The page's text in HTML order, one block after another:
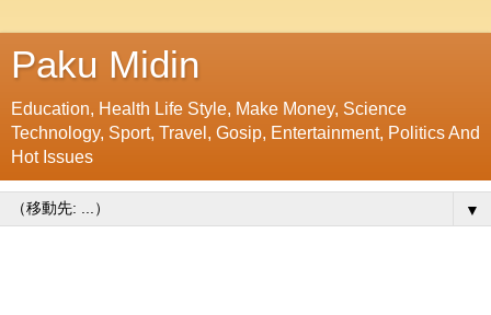
Paku Midin
Education, Health Life Style, Make Money, Science
Technology, Sport, Travel, Gosip, Entertainment, Politics And
Hot Issues
▼